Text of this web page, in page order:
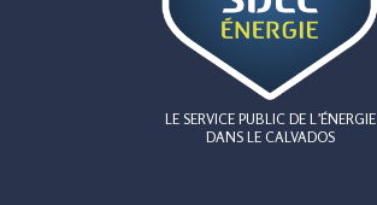
LE SERVICE PUBLIC DE L’ÉNERGIE
DANS LE CALVADOS